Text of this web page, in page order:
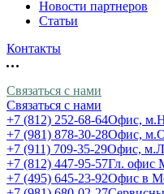
Новости партнеров
Статьи
Контакты
Связаться с нами
Связаться с нами
+7 (812) 252-68-64Офис,
+7 (981) 878-30-28Офис,
+7 (911) 709-35-29Офис,
+7 (812) 447-95-57Гл. офис
+7 (495) 645-23-92Офис в